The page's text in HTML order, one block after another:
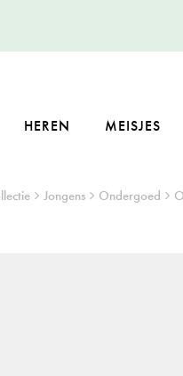
HEREN MEISJES
Jongens Ondergoed